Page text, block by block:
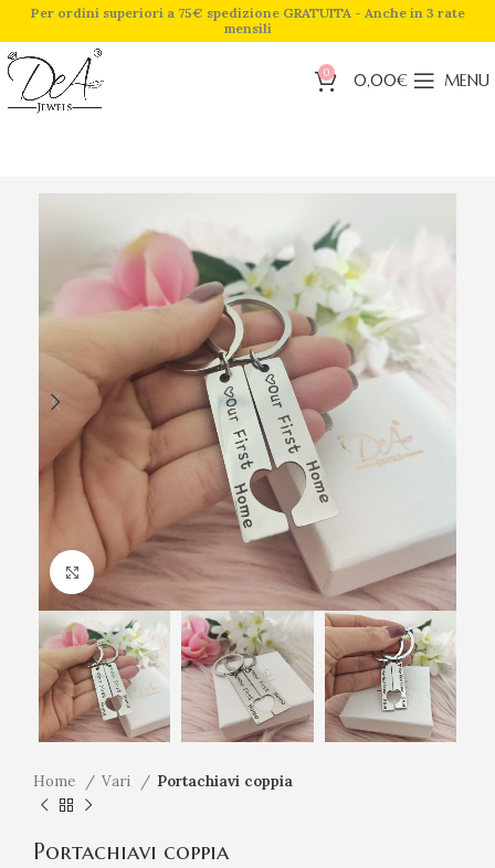
Per ordini superiori a 75€ spedizione GRATUITA - Anche in 3 rate
mensili
0 0,00€ MENU
Click to enlarge
Home Vari Portachiavi coppia
Portachiavi coppia